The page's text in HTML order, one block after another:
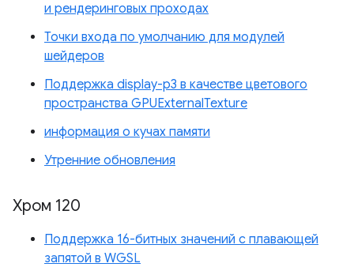
и рендеринговых проходах
Точки входа по умолчанию для модулей
шейдеров
Поддержка display-p3 в качестве цветового
пространства GPUExternalTexture
информация о кучах памяти
Утренние обновления
Хром 120
Поддержка 16-битных значений с плавающей
запятой в WGSL